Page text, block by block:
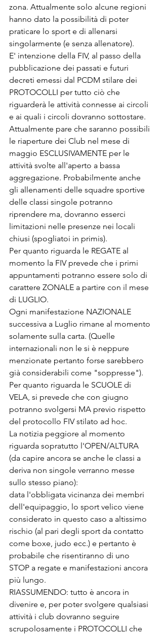
zona. Attualmente solo alcune regioni
hanno dato la possibilità di poter
praticare lo sport e di allenarsi
singolarmente (e senza allenatore).
E' intenzione della FIV, al passo della
pubblicazione dei passati e futuri
decreti emessi dal PCDM stilare dei
PROTOCOLLI per tutto ciò che
riguarderà le attività connesse ai circoli
e ai quali i circoli dovranno sottostare.
Attualmente pare che saranno possibili
le riaperture dei Club nel mese di
maggio ESCLUSIVAMENTE per le
attività svolte all'aperto a bassa
aggregazione. Probabilmente anche
gli allenamenti delle squadre sportive
delle classi singole potranno
riprendere ma, dovranno esserci
limitazioni nelle presenze nei locali
chiusi (spogliatoi in primis).
Per quanto riguarda le REGATE al
momento la FIV prevede che i primi
appuntamenti potranno essere solo di
carattere ZONALE a partire con il mese
di LUGLIO.
Ogni manifestazione NAZIONALE
successiva a Luglio rimane al momento
solamente sulla carta. (Quelle
internazionali non le si è neppure
menzionate pertanto forse sarebbero
già considerabili come "soppresse").
Per quanto riguarda le SCUOLE di
VELA, si prevede che con giugno
potranno svolgersi MA previo rispetto
del protocollo FIV stilato ad hoc.
La notizia peggiore al momento
riguarda sopratutto l'OPEN/ALTURA
(da capire ancora se anche le classi a
deriva non singole verranno messe
sullo stesso piano):
data l'obbligata vicinanza dei membri
dell'equipaggio, lo sport velico viene
considerato in questo caso a altissimo
rischio (al pari degli sport da contatto
come boxe, judo ecc.) e pertanto è
probabile che risentiranno di uno
STOP a regate e manifestazioni ancora
più lungo.
RIASSUMENDO: tutto è ancora in
divenire e, per poter svolgere qualsiasi
attività i club dovranno seguire
scrupolosamente i PROTOCOLLI che